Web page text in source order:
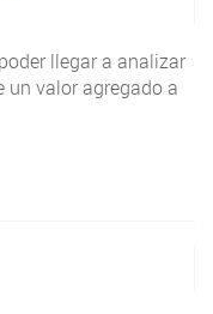
llegar a analizar
un valor agregado a